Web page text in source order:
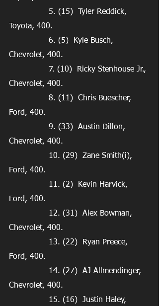
Toyota, 400.
Chevrolet, 400.
Chevrolet, 400.
Ford, 400.
Chevrolet, 400.
Ford, 400.
Ford, 400.
Chevrolet, 400.
Ford, 400.
Chevrolet, 400.